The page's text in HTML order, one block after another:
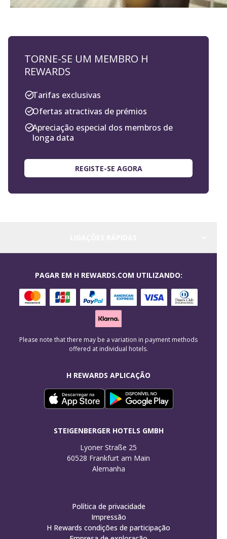
TORNE-SE UM MEMBRO H
REWARDS
Tarifas exclusivas
Ofertas atractivas de prémios
Apreciação especial dos membros de
longa data
REGISTE-SE AGORA
H REWARDS APLICAÇÃO
STEIGENBERGER HOTELS GMBH
Lyoner Straße 25
60528 Frankfurt am Main
Alemanha
PAGAR EM H REWARDS.COM UTILIZANDO:
Please note that there may be a variation in payment methods
offered at individual hotels.
Política de privacidade
Impressão
H Rewards condições de participação